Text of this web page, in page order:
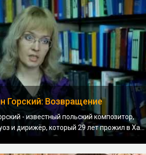
Горский: Возвращение
- известный польский композитор,
и дирижёр, который 29 лет прожил в Ха...